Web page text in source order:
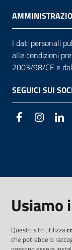
I dati personali
alle condizioni
2003/98/CE e
SEGUICI SUI
Facebook
Usiamo
Questo sito utilizza
che potrebbero